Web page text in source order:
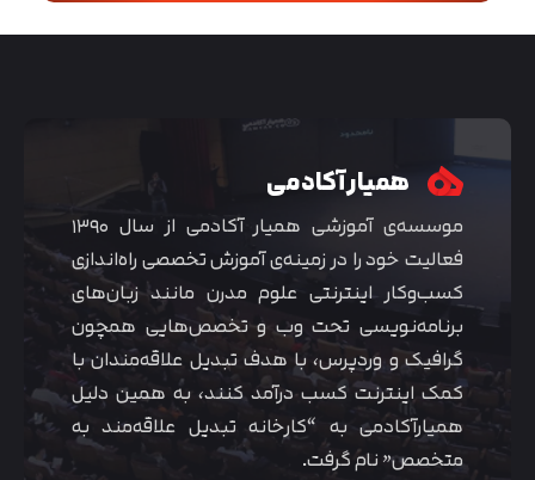
همیار آکادمی
موسسه‌ی آموزشی همیار آکادمی از سال ۱۳۹۰
فعالیت خود را در زمینه‌ی آموزش تخصصی راه‌اندازی
کسب‌و‌کار اینترنتی علوم مدرن مانند زبان‌های
برنامه‌نویسی تحت وب و تخصص‌هایی همچون
گرافیک و وردپرس، با هدف تبدیل علاقه‌مندان با
کمک اینترنت کسب درآمد کنند، به همین دلیل
همیارآکادمی به “کارخانه تبدیل علاقه‌مند به
متخصص” نام گرفت.
متوجه شدم